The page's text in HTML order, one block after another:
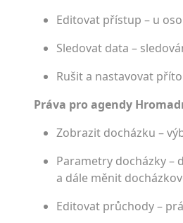
Editovat přístup – u
Sledovat data –
Rušit a nastavovat
Práva pro agendy
Zobrazit docházku –
Parametry docházky –
a dále měnit
Editovat průchody –